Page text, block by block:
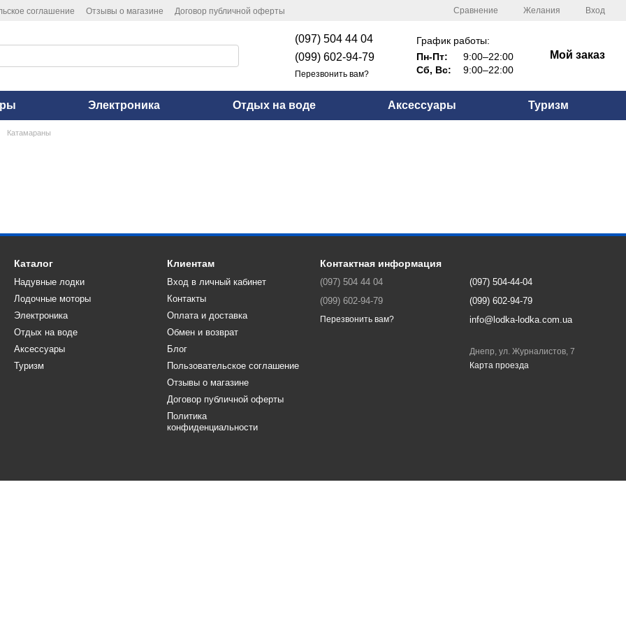
соглашение Отзывы о магазине
Договор публичной оферты
Сравнение Желания Вход
(097) 504 44 04
(099) 602-94-79
Перезвонить вам?
График работы:
Пн-Пт:
9:00–22:00
Сб, Вс:
9:00–22:00
Мой заказ
Электроника Отдых на воде Аксессуары Туризм
Катамараны
Каталог
Надувные лодки
Лодочные моторы
Электроника
Отдых на воде
Аксессуары
Туризм
Клиентам
Вход в личный кабинет
Контакты
Оплата и доставка
Обмен и возврат
Блог
Пользовательское соглашение
Отзывы о магазине
Договор публичной оферты
Политика
конфиденциальности
Контактная информация
(097) 504 44 04
(099) 602-94-79
Перезвонить вам?
(097) 504-44-04
(099) 602-94-79
info@lodka-lodka.com.ua
Днепр, ул. Журналистов, 7
Карта проезда